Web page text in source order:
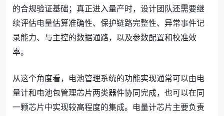
的合规验证基础；真正进入量产时，设计团队还需要继
续评估电量估算准确性、保护链路完整性、异常事件记
录能力、与主控的数据通路，以及参数配置和校准效
率。
从这个角度看，电池管理系统的功能实现通常可以由电
量计和电池包管理芯片两类器件协同完成，也可以在同
一颗芯片中实现较高程度的集成。电量计芯片主要负责